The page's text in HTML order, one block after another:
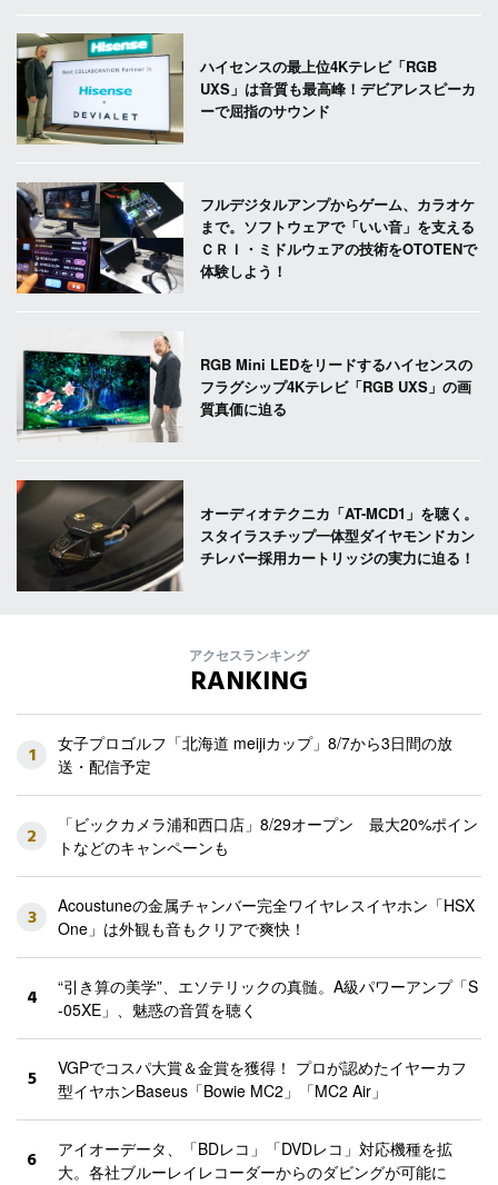
ハイセンスの最上位4Kテレビ「RGB
UXS」は音質も最高峰！デビアレスピーカ
ーで屈指のサウンド
フルデジタルアンプからゲーム、カラオケ
まで。ソフトウェアで「いい音」を支える
ＣＲＩ・ミドルウェアの技術をOTOTENで
体験しよう！
RGB Mini LEDをリードするハイセンスの
フラグシップ4Kテレビ「RGB UXS」の画
質真価に迫る
オーディオテクニカ「AT-MCD1」を聴く。
スタイラスチップ一体型ダイヤモンドカン
チレバー採用カートリッジの実力に迫る！
アクセスランキング
RANKING
1
女子プロゴルフ「北海道 meijiカップ」8/7から3日間の放
送・配信予定
2
「ビックカメラ浦和西口店」8/29オープン 最大20%ポイン
トなどのキャンペーンも
3
Acoustuneの金属チャンバー完全ワイヤレスイヤホン「HSX
One」は外観も音もクリアで爽快！
4
“引き算の美学”、エソテリックの真髄。A級パワーアンプ「S
-05XE」、魅惑の音質を聴く
5
VGPでコスパ大賞＆金賞を獲得！ プロが認めたイヤーカフ
型イヤホンBaseus「Bowie MC2」「MC2 Air」
6
アイオーデータ、「BDレコ」「DVDレコ」対応機種を拡
大。各社ブルーレイレコーダーからのダビングが可能に